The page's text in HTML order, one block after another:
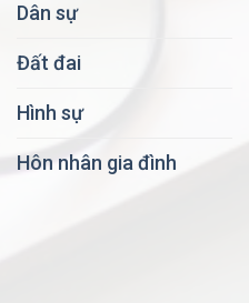
Dân sự
Đất đai
Hình sự
Hôn nhân gia đình